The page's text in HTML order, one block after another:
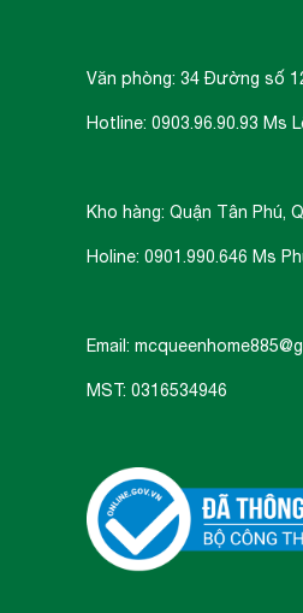
Văn phòng: 34 Đường số
Hotline: 0903.96.90.93 Ms
Kho hàng: Quận Tân Phú,
Holine: 0901.990.646 Ms
Email:
MST: 0316534946